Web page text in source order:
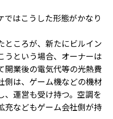
はこうした形態がかなり
ころが、新たにビルイン
うという場合、オーナーは
開業後の電気代等の光熱費
側は、ゲーム機などの機材
、運営も受け持つ。空調を
充などもゲーム会社側が持